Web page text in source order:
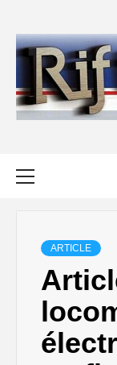
content
ARTICLE